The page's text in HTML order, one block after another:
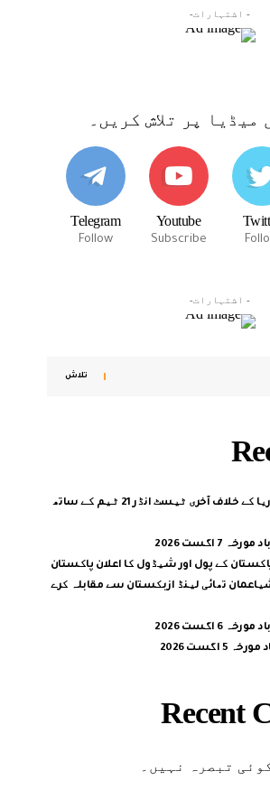
- اشتہارات-
میڈیا پر تلاش کریں۔
Youtube
Subscribe
Telegram
Follow
- اشتہارات-
تلاش
پاکستان کا جنوبی کوریا کے خلاف آخری ٹیسٹ انڈر 21 ٹیم کے ساتھ
7 اگست 2026
کے پول اور شیڈول کا اعلان پاکستان
تھائی لینڈ ازبکستان سے مقابلہ کرے
6 اگست 2026
اگست 2026
Recent
تبصرہ نہیں۔